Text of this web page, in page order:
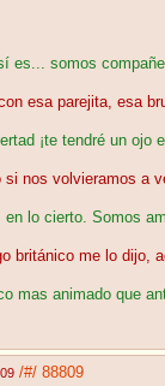
es... somos
esa parejita, esa
¡te tendré un ojo
nos volvieramos a
lo cierto. Somos
británico me lo dijo,
mas animado que
/#/ 88809